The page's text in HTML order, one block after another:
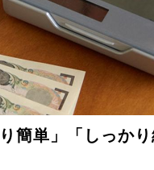
簡単」「しっか